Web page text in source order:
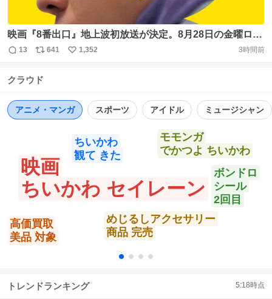
映画『8番出口』地上波初放送が決定。8月28日の金曜ロー
ドショーにて本編ノーカット放送 https://t.co/dtzBbhbxij
写作品。二宮和也が演じる“迷う男”が地下通路の無限ルー
返
数
13
リ
ス
数
641
い
1,352 3時間前
クラウド
アニメ・マンガ スポーツ アイドル ミュージシャン
映画
ちいかわ セイレーン
高価買取
美品 対象
めじるしアクセサリー
商品 完売
モモンガ
でかつよ ちいかわ
ボンドロ
シール
2回目
ちいかわ
観て きた
トレンドランキング 5:18時点